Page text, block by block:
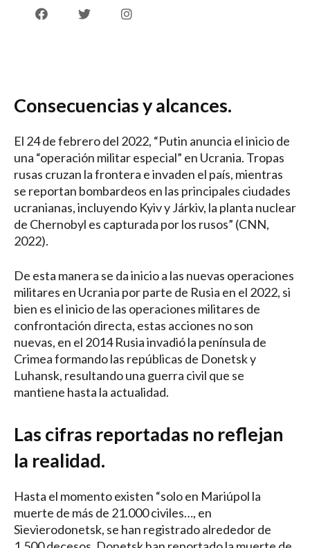
Consecuencias y alcances.
El 24 de febrero del 2022, “Putin anuncia el inicio de
una “operación militar especial” en Ucrania. Tropas
rusas cruzan la frontera e invaden el país, mientras
se reportan bombardeos en las principales ciudades
ucranianas, incluyendo Kyiv y Járkiv, la planta nuclear
de Chernobyl es capturada por los rusos” (CNN,
2022).
De esta manera se da inicio a las nuevas operaciones
militares en Ucrania por parte de Rusia en el 2022, si
bien es el inicio de las operaciones militares de
confrontación directa, estas acciones no son
nuevas, en el 2014 Rusia invadió la península de
Crimea formando las repúblicas de Donetsk y
Luhansk, resultando una guerra civil que se
mantiene hasta la actualidad.
Las cifras reportadas no reflejan
la realidad.
Hasta el momento existen “solo en Mariúpol la
muerte de más de 21.000 civiles…, en
Sievierodonetsk, se han registrado alrededor de